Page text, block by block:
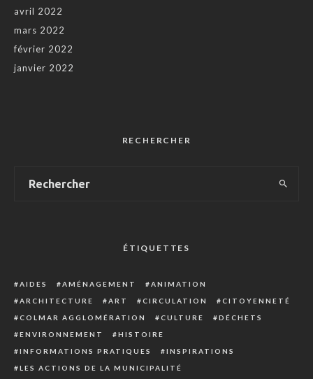
avril 2022
mars 2022
février 2022
janvier 2022
RECHERCHER
ÉTIQUETTES
AIDES AMÉNAGEMENT
ANIMATION
ARCHITECTURE
ART CIRCULATION
CITOYENNETÉ
COLMAR AGGLOMÉRATION
CULTURE
DÉCHETS
ENVIRONNEMENT
HISTOIRE
INFORMATIONS PRATIQUES
INSPIRATIONS
LES ACTIONS DE LA MUNICIPALITÉ